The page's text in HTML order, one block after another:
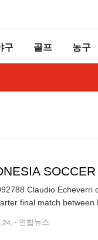
구 골프 농구
SOCCER
Claudio Echeverri
final match
연합뉴스